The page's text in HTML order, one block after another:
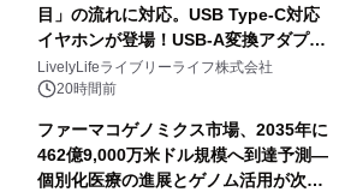
目」の流れに対応。USB Type-C対応
イヤホンが登場！USB-A変換アダプタ
ー付きでスマホからパソコンまで幅広
く活用可能
LivelyLifeライブリーライフ株式会社
20時間前
ファーマコゲノミクス市場、2035年に
462億9,000万米ドル規模へ到達予測―
個別化医療の進展とゲノム活用が次世